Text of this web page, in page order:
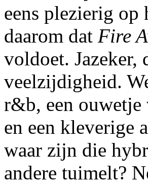
eens plezierig op
daarom dat Fire
voldoet. Jazeker,
veelzijdigheid.
r&b, een ouwetje
en een kleverige
waar zijn die
andere tuimelt?